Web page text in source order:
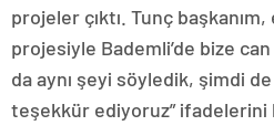
projeler çıktı. Tunç
projesiyle Bademli’de bize
da aynı şeyi söyledik, şimdi
teşekkür ediyoruz” ifadelerini